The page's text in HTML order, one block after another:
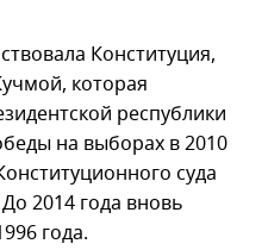
Конституция,
которая
республики
на выборах в 2010
суда
2014 года вновь
года.